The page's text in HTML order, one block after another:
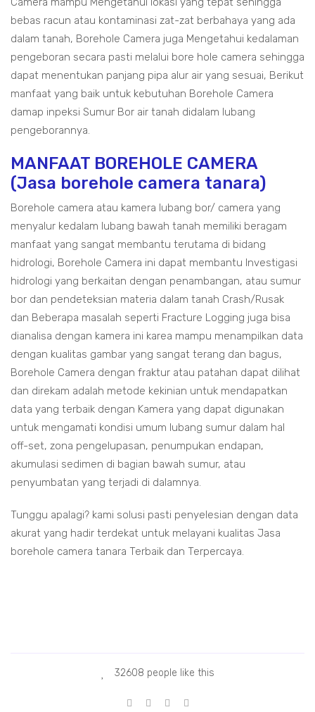
bebas racun atau kontaminasi zat-zat berbahaya yang ada
dalam tanah, Borehole Camera juga Mengetahui kedalaman
pengeboran secara pasti melalui bore hole camera sehingga
dapat menentukan panjang pipa alur air yang sesuai, Berikut
manfaat yang baik untuk kebutuhan Borehole Camera
damap inpeksi Sumur Bor air tanah didalam lubang
pengeborannya.
MANFAAT BOREHOLE CAMERA
(Jasa borehole camera tanara)
Borehole camera atau kamera lubang bor/ camera yang
menyalur kedalam lubang bawah tanah memiliki beragam
manfaat yang sangat membantu terutama di bidang
hidrologi, Borehole Camera ini dapat membantu Investigasi
hidrologi yang berkaitan dengan penambangan, atau sumur
bor dan pendeteksian materia dalam tanah Crash/Rusak
dan Beberapa masalah seperti Fracture Logging juga bisa
dianalisa dengan kamera ini karea mampu menampilkan data
dengan kualitas gambar yang sangat terang dan bagus,
Borehole Camera dengan fraktur atau patahan dapat dilihat
dan direkam adalah metode kekinian untuk mendapatkan
data yang terbaik dengan Kamera yang dapat digunakan
untuk mengamati kondisi umum lubang sumur dalam hal
off-set, zona pengelupasan, penumpukan endapan,
akumulasi sedimen di bagian bawah sumur, atau
penyumbatan yang terjadi di dalamnya.
Tunggu apalagi? kami solusi pasti penyelesian dengan data
akurat yang hadir terdekat untuk melayani kualitas Jasa
borehole camera tanara Terbaik dan Terpercaya.
32608 people like this